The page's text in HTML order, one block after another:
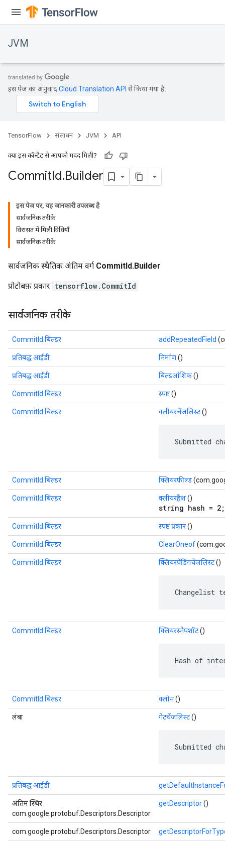
JVM
इस पेज का अनुवादCloud Translation API से किया गया है.
TensorFlow संसाधन JVM API
क्या इस कॉन्टेंट से आपको मदद मिली?
CommitId.Builder
इस पेज पर, यह जानकारी उपलब्ध है
सार्वजनिक तरीके
विरासत में मिली विधियाँ
सार्वजनिक तरीके
सार्वजनिक स्थैतिक अंतिम वर्ग CommitId.Builder
प्रोटोबफ़ प्रकार tensorflow.CommitId
सार्वजनिक तरीके
CommitId.बिल्डर addRepeatedField
प्रतिबद्ध आईडी निर्माण()
प्रतिबद्ध आईडी बिल्डआंशिक()
CommitId.बिल्डर स्पष्ट()
CommitId.बिल्डर क्लीयरचेंजलिस्ट()
Submitted
CommitId.बिल्डर क्लियरफ़ील्ड
CommitId.बिल्डर क्लीयरहैश()
string hash = 2;
CommitId.बिल्डर स्पष्ट प्रकार()
CommitId.बिल्डर ClearOneof
CommitId.बिल्डर क्लियरपेंडिंगचेंजलिस्ट()
Changelist
CommitId.बिल्डर क्लियरस्नैपशॉट()
Hash of
CommitId.बिल्डर क्लोन()
लंबा गेटचेंजलिस्ट()
Submitted
प्रतिबद्ध आईडी
अंतिम स्थिर
com.google.protobuf.Descriptors.Descriptor
getDescriptor()
com.google.protobuf.Descriptors.Descriptor